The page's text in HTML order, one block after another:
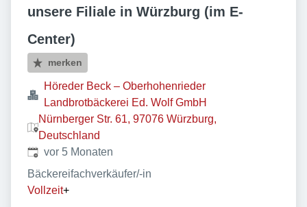
unsere Filiale in Würzburg (im E-
Center)
merken
Höreder Beck – Oberhohenrieder
Landbrotbäckerei Ed. Wolf GmbH
Nürnberger Str. 61, 97076 Würzburg,
Deutschland
Veröffentlicht:
vor 5 Monaten
Bäckereifachverkäufer/-in
Vollzeit+